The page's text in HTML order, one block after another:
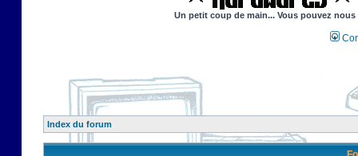
Un petit coup de main... Vous pouvez
Index du forum